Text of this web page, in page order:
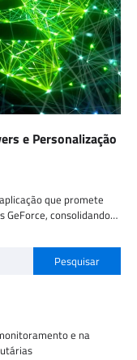
e Personalização
que promete
GeForce, consolidando…
Pesquisar
e na